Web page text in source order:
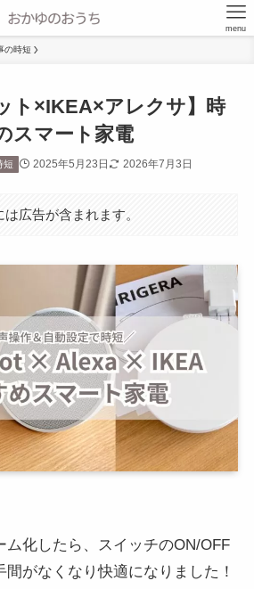
menu
の時短
ト×IKEA×アレクサ】時
スマート家電
短 2025年5月23日 2026年7月3日
広告が含まれます。
ム化したら、スイッチのON/OFF
がなくなり快適になりました！